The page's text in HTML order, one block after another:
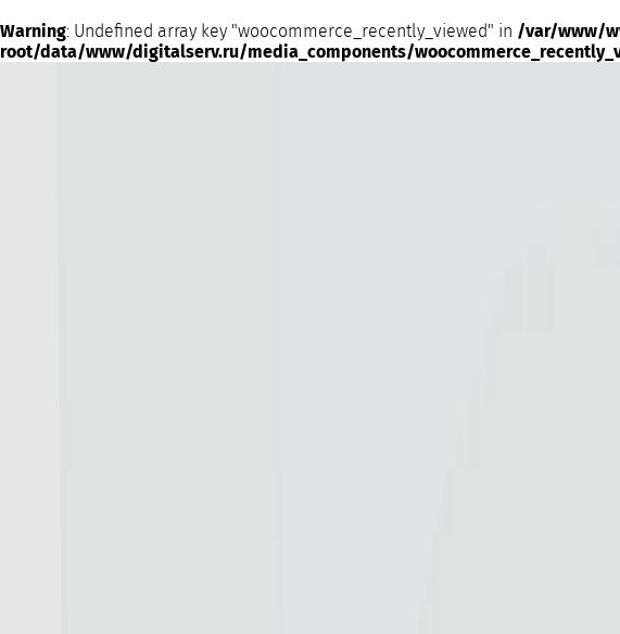
Warning: Undefined array key "woocommerce_recently_viewed" in /var/www/
root/data/www/digitalserv.ru/media_components/